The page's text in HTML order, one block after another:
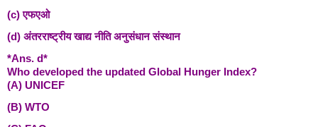
(c) एफएओ
(d) अंतरराष्ट्रीय खाद्य नीति अनुसंधान संस्थान
*Ans. d*
Who developed the updated Global Hunger Index?
(A) UNICEF
(B) WTO